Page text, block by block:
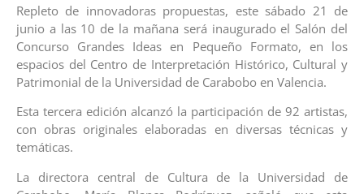
Repleto de innovadoras propuestas, este sábado 21 de
junio a las 10 de la mañana será inaugurado el Salón del
Concurso Grandes Ideas en Pequeño Formato, en los
espacios del Centro de Interpretación Histórico, Cultural y
Patrimonial de la Universidad de Carabobo en Valencia.
Esta tercera edición alcanzó la participación de 92 artistas,
con obras originales elaboradas en diversas técnicas y
temáticas.
La directora central de Cultura de la Universidad de